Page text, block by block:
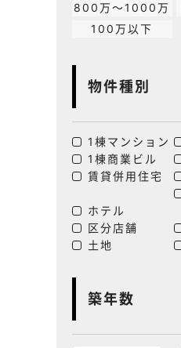
800万～1000万
100万以下
物件種別
1棟マンション
1棟商業ビル
賃貸併用住宅
ホテル
区分店舗
土地
築年数